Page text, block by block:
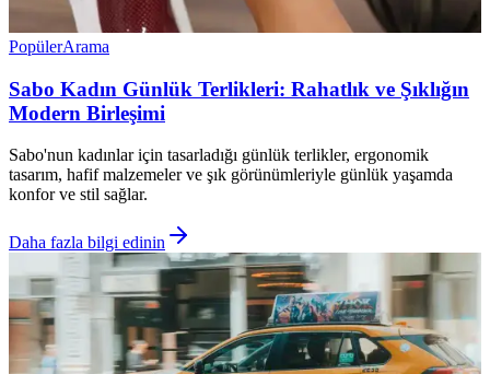
PopülerArama
Sabo Kadın Günlük Terlikleri: Rahatlık ve Şıklığın
Modern Birleşimi
Sabo'nun kadınlar için tasarladığı günlük terlikler, ergonomik
tasarım, hafif malzemeler ve şık görünümleriyle günlük yaşamda
konfor ve stil sağlar.
Daha fazla bilgi edinin